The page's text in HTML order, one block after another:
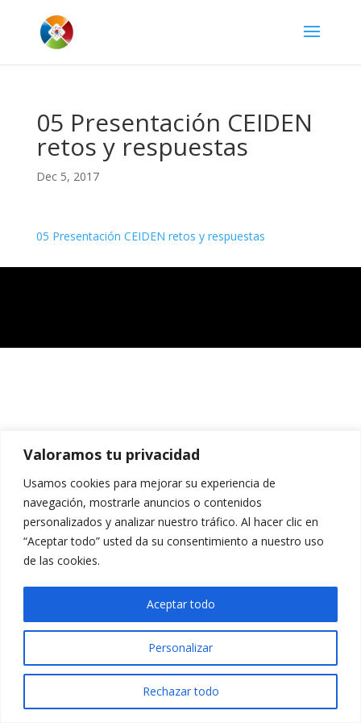
Valoramos tu privacidad
Usamos cookies para mejorar su experiencia de
navegación, mostrarle anuncios o contenidos
personalizados y analizar nuestro tráfico. Al hacer clic en
“Aceptar todo” usted da su consentimiento a nuestro uso
de las cookies.
Personalizar
Rechazar todo
Aceptar todo
05 Presentación CEIDEN
retos y respuestas
Dec 5, 2017
05 Presentación CEIDEN retos y respuestas